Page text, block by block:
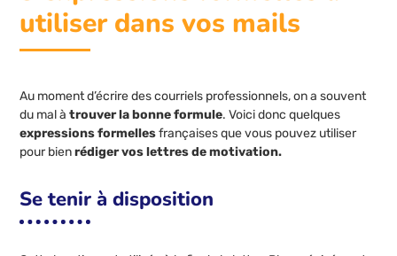
utiliser dans vos mails
Au moment d’écrire des courriels professionnels, on a souvent
du mal àtrouver la bonne formule. Voici donc quelques
expressions formellesfrançaises que vous pouvez utiliser
pour bienrédiger vos lettres de motivation.
Se tenir à disposition